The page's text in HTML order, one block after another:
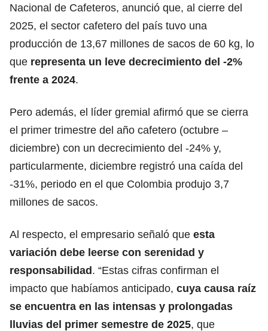
Nacional de Cafeteros, anunció que, al cierre del
2025, el sector cafetero del país tuvo una
producción de 13,67 millones de sacos de 60 kg, lo
que representa un leve decrecimiento del -2%
frente a 2024.
Pero además, el líder gremial afirmó que se cierra
el primer trimestre del año cafetero (octubre –
diciembre) con un decrecimiento del -24% y,
particularmente, diciembre registró una caída del
-31%, periodo en el que Colombia produjo 3,7
millones de sacos.
Al respecto, el empresario señaló que esta
variación debe leerse con serenidad y
responsabilidad. “Estas cifras confirman el
impacto que habíamos anticipado, cuya causa raíz
se encuentra en las intensas y prolongadas
lluvias del primer semestre de 2025, que